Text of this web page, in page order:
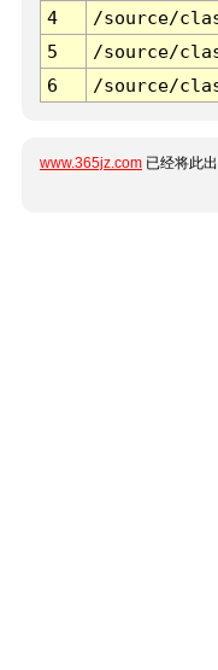
4
/source/
5
/source/
6
/source/
www.365jz.com 已经将此